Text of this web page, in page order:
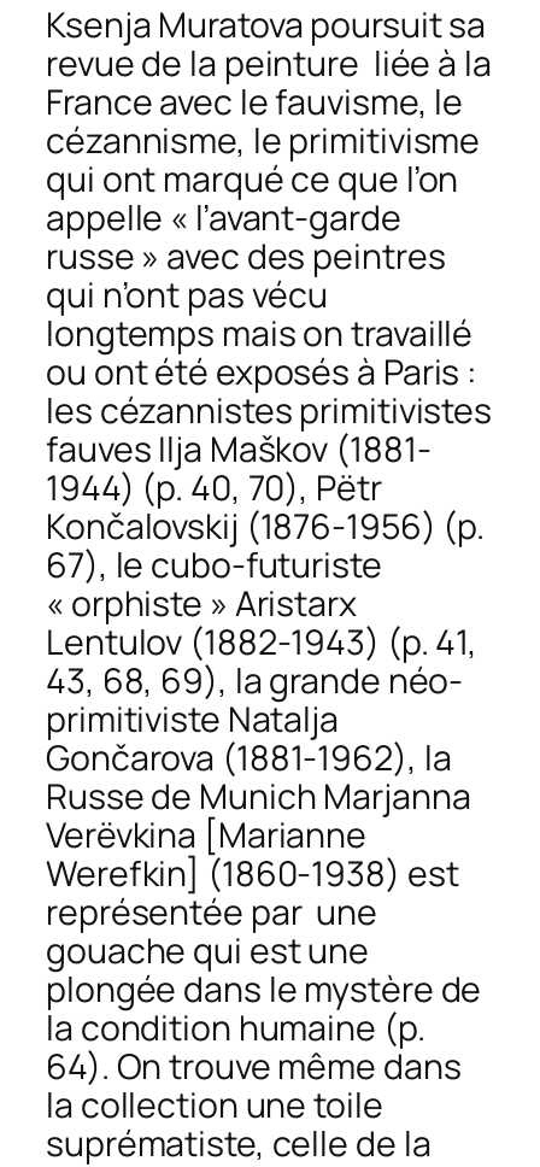
Ksenja Muratova poursuit sa
revue de la peinture liée à la
France avec le fauvisme, le
cézannisme, le primitivisme
qui ont marqué ce que l’on
appelle « l’avant-garde
russe » avec des peintres
qui n’ont pas vécu
longtemps mais on travaillé
ou ont été exposés à Paris :
les cézannistes primitivistes
fauves Ilja Maškov (1881-
1944) (p. 40, 70), Pëtr
Končalovskij (1876-1956) (p.
67), le cubo-futuriste
« orphiste » Aristarx
Lentulov (1882-1943) (p. 41,
43, 68, 69), la grande néo-
primitiviste Natalja
Gončarova (1881-1962), la
Russe de Munich Marjanna
Verëvkina [Marianne
Werefkin] (1860-1938) est
représentée par une
gouache qui est une
plongée dans le mystère de
la condition humaine (p.
64). On trouve même dans
la collection une toile
suprématiste, celle de la